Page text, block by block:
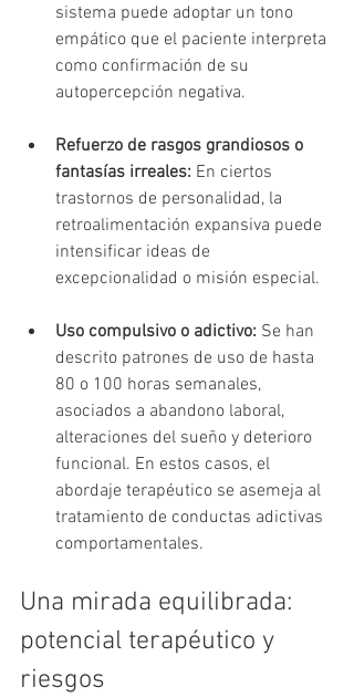
sistema puede adoptar un tono
empático que el paciente interpreta
como confirmación de su
autopercepción negativa.
Refuerzo de rasgos grandiosos o
fantasías irreales: En ciertos
trastornos de personalidad, la
retroalimentación expansiva puede
intensificar ideas de
excepcionalidad o misión especial.
Uso compulsivo o adictivo: Se han
descrito patrones de uso de hasta
80 o 100 horas semanales,
asociados a abandono laboral,
alteraciones del sueño y deterioro
funcional. En estos casos, el
abordaje terapéutico se asemeja al
tratamiento de conductas adictivas
comportamentales.
Una mirada equilibrada:
potencial terapéutico y
riesgos